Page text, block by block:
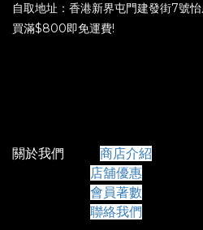
自取地址：香港新界屯門建發街7號
買滿$800即免運費!
關於我們 商店介紹
店舖優惠
會員著數
聯絡我們